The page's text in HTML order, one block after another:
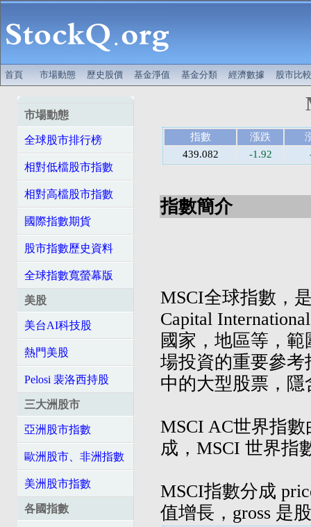
首頁 市場動態 歷史股價 基金淨值 基金分類 經濟數據 股市比較
市場動態
全球股市排行榜
相對低檔股市指數
相對高檔股市指數
國際指數期貨
股市指數歷史資料
全球指數寬螢幕版
美股
美台AI科技股
熱門美股
Pelosi 裴洛西持股
三大洲股市
亞洲股市指數
歐洲股市、非洲指數
美洲股市指數
各國指數
指數 漲跌
439.082
-1.92
指數簡介
MSCI全球指數，
Capital
國家，地區等，
場投資的重要參
中的大型股票，
MSCI AC世界指
成，MSCI 世界指
MSCI指數分成
值增長，gross 是